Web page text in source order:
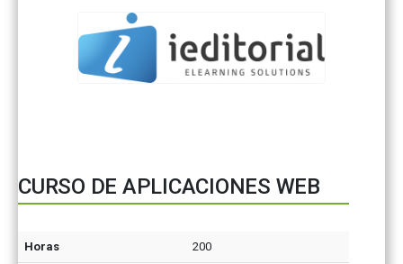
CURSO DE APLICACIONES WEB
Horas 200